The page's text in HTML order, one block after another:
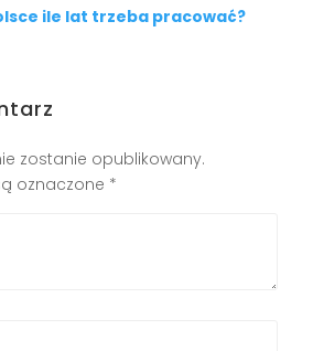
ile lat trzeba pracować?
zostanie opublikowany.
oznaczone *